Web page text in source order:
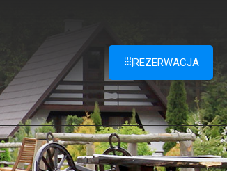
REZERWACJA